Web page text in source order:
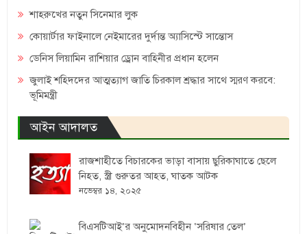
শাহরুখের নতুন সিনেমার লুক
কোয়ার্টার ফাইনালে নেইমারের দুর্দান্ত অ্যাসিস্টে সান্তোস
ডেনিস লিয়ামিন রাশিয়ার ড্রোন বাহিনীর প্রধান হলেন
জুলাই শহিদদের আত্মত্যাগ জাতি চিরকাল শ্রদ্ধার সাথে স্মরণ করবে:
ভূমিমন্ত্রী
আইন আদালত
রাজশাহীতে বিচারকের ভাড়া বাসায় ছুরিকাঘাতে ছেলে
নিহত, স্ত্রী গুরুতর আহত, ঘাতক আটক
নভেম্বর ১৪, ২০২৫
বিএসটিআই’র অনুমোদনবিহীন ‘সরিষার তেল’